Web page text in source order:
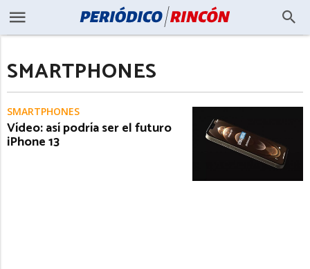
SMARTPHONES
SMARTPHONES
Vídeo: así podría ser el futuro
iPhone 13